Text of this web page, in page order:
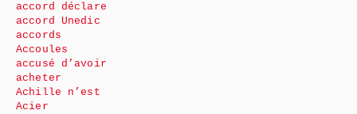
accord déclare
accord Unedic
accords
Accoules
accusé d’avoir
acheter
Achille n’est
Acier